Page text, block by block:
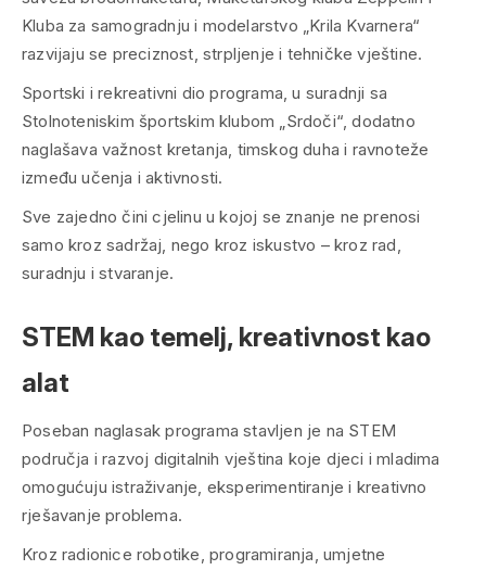
Kluba za samogradnju i modelarstvo „Krila Kvarnera“
razvijaju se preciznost, strpljenje i tehničke vještine.
Sportski i rekreativni dio programa, u suradnji sa
Stolnoteniskim športskim klubom „Srdoči“, dodatno
naglašava važnost kretanja, timskog duha i ravnoteže
između učenja i aktivnosti.
Sve zajedno čini cjelinu u kojoj se znanje ne prenosi
samo kroz sadržaj, nego kroz iskustvo – kroz rad,
suradnju i stvaranje.
STEM kao temelj, kreativnost kao
alat
Poseban naglasak programa stavljen je na STEM
područja i razvoj digitalnih vještina koje djeci i mladima
omogućuju istraživanje, eksperimentiranje i kreativno
rješavanje problema.
Kroz radionice robotike, programiranja, umjetne